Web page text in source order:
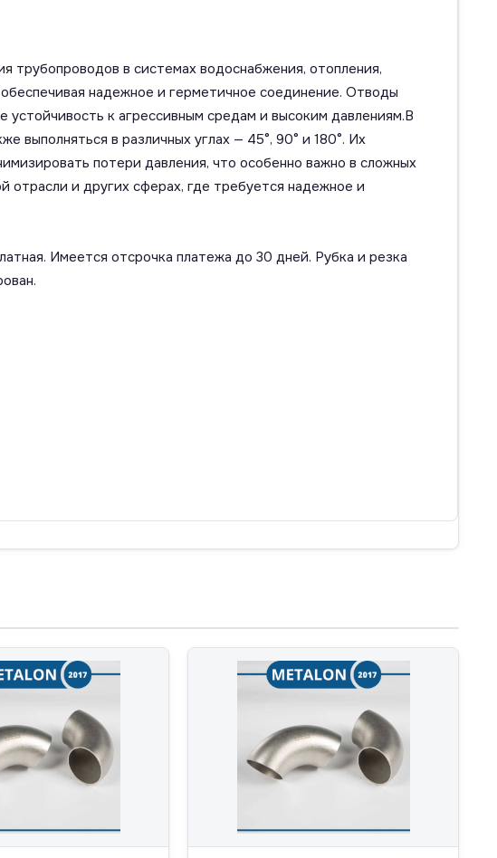
трубопроводов в системах водоснабжения, отопления,
надежное и герметичное соединение. Отводы
устойчивость к агрессивным средам и высоким давлениям.В
выполняться в различных углах — 45°, 90° и 180°. Их
потери давления, что особенно важно в сложных
и других сферах, где требуется надежное и
Имеется отсрочка платежа до 30 дней. Рубка и резка